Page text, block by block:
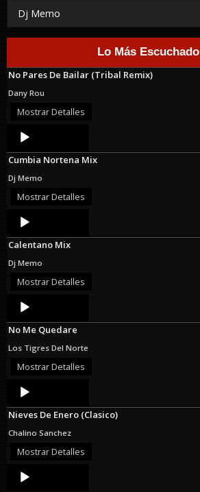
Dj Memo
Lo Más Escuchado
No Pares De Bailar (Tribal Remix)
Dany Rou
Mostrar Detalles
Audio
Player
Cumbia Nortena Mix
Dj Memo
Mostrar Detalles
Audio
Player
Calentano Mix
Dj Memo
Mostrar Detalles
Audio
Player
No Me Quedare
Los Tigres Del Norte
Mostrar Detalles
Audio
Player
Nieves De Enero (Clasico)
Chalino Sanchez
Mostrar Detalles
Audio
Player